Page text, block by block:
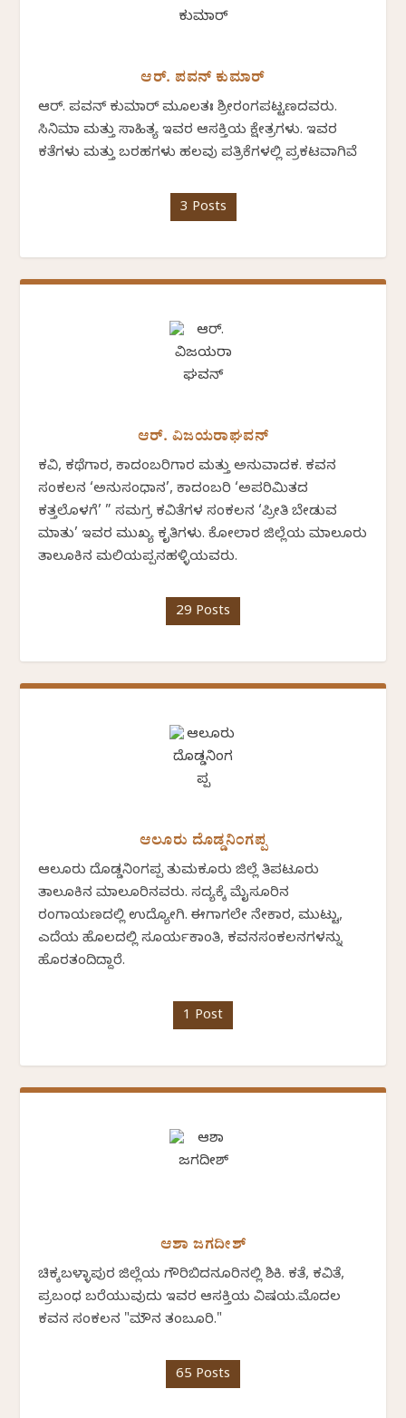
ಆರ್. ಪವನ್‌ ಕುಮಾರ್‌
ಆರ್. ಪವನ್‌ ಕುಮಾರ್ ಮೂಲತಃ ಶ್ರೀರಂಗಪಟ್ಟಣದವರು.
ಸಿನಿಮಾ ಮತ್ತು ಸಾಹಿತ್ಯ ಇವರ ಆಸಕ್ತಿಯ ಕ್ಷೇತ್ರಗಳು. ಇವರ
ಕತೆಗಳು ಮತ್ತು ಬರಹಗಳು ಹಲವು ಪತ್ರಿಕೆಗಳಲ್ಲಿ ಪ್ರಕಟವಾಗಿವೆ
3 Posts
ಆರ್. ವಿಜಯರಾಘವನ್
ಕವಿ, ಕಥೆಗಾರ, ಕಾದಂಬರಿಗಾರ ಮತ್ತು ಅನುವಾದಕ. ಕವನ
ಸಂಕಲನ ‘ಅನುಸಂಧಾನ’, ಕಾದಂಬರಿ ‘ಅಪರಿಮಿತದ
ಕತ್ತಲೊಳಗೆ’ ” ಸಮಗ್ರ ಕವಿತೆಗಳ ಸಂಕಲನ ‘ಪ್ರೀತಿ ಬೇಡುವ
ಮಾತು’ ಇವರ ಮುಖ್ಯ ಕೃತಿಗಳು. ಕೋಲಾರ ಜಿಲ್ಲೆಯ ಮಾಲೂರು
ತಾಲೂಕಿನ ಮಲಿಯಪ್ಪನಹಳ್ಳಿಯವರು.
29 Posts
ಆಲೂರು ದೊಡ್ಡನಿಂಗಪ್ಪ
ಆಲೂರು ದೊಡ್ಡನಿಂಗಪ್ಪ ತುಮಕೂರು ಜಿಲ್ಲೆ ತಿಪಟೂರು
ತಾಲೂಕಿನ ಮಾಲೂರಿನವರು. ಸದ್ಯಕ್ಕೆ ಮೈಸೂರಿನ
ರಂಗಾಯಣದಲ್ಲಿ ಉದ್ಯೋಗಿ. ಈಗಾಗಲೇ ನೇಕಾರ, ಮುಟ್ಟು,
ಎದೆಯ ಹೊಲದಲ್ಲಿ ಸೂರ್ಯಕಾಂತಿ, ಕವನಸಂಕಲನಗಳನ್ನು
ಹೊರತಂದಿದ್ದಾರೆ.
1 Post
ಆಶಾ ಜಗದೀಶ್
ಚಿಕ್ಕಬಳ್ಳಾಪುರ ಜಿಲ್ಲೆಯ ಗೌರಿಬಿದನೂರಿನಲ್ಲಿ ಶಿಕ್ಷಕಿ. ಕತೆ, ಕವಿತೆ,
ಪ್ರಬಂಧ ಬರೆಯುವುದು ಇವರ ಆಸಕ್ತಿಯ ವಿಷಯ.ಮೊದಲ
ಕವನ ಸಂಕಲನ "ಮೌನ ತಂಬೂರಿ."
65 Posts